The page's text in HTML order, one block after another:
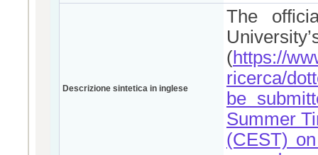
Descrizione sintetica in inglese
The
(https://
ricerca/
be
Summer
(CEST)